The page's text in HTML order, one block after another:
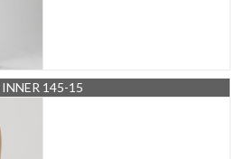
INNER 145-15